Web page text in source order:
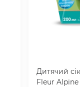
Дитячий
Fleur